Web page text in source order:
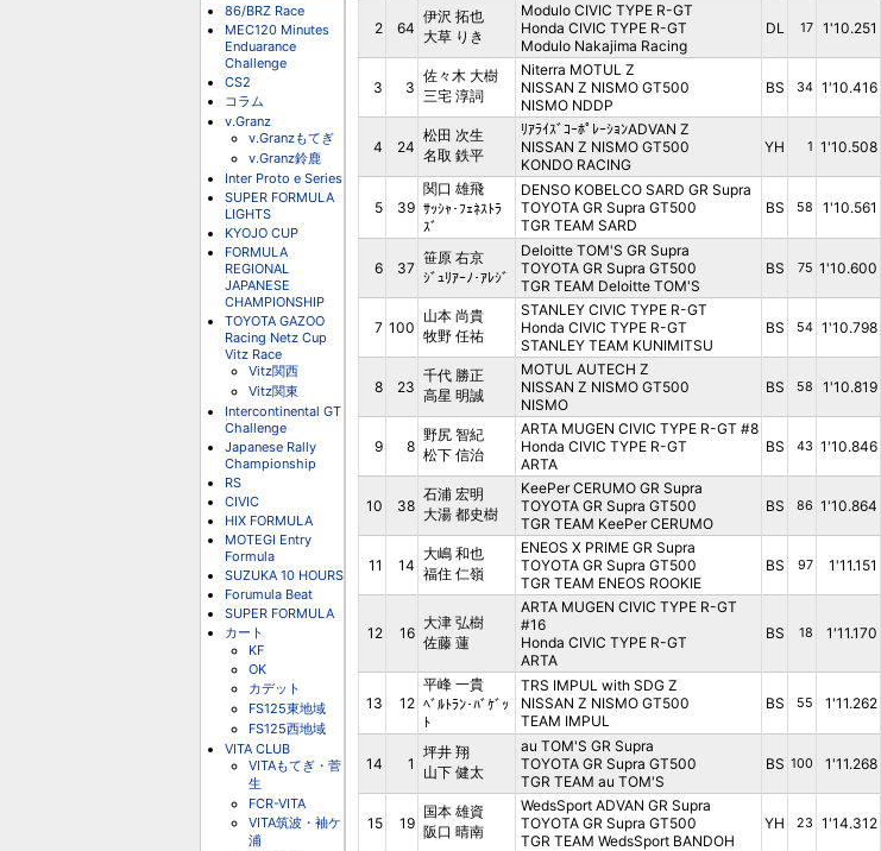
86/BRZ Race
MEC120 Minutes
Enduarance
Challenge
CS2
コラム
v.Granz
v.Granzもてぎ
v.Granz鈴鹿
Inter Proto e Series
SUPER FORMULA
LIGHTS
KYOJO CUP
FORMULA
REGIONAL
JAPANESE
CHAMPIONSHIP
TOYOTA GAZOO
Racing Netz Cup
Vitz Race
Vitz関西
Vitz関東
Intercontinental GT
Challenge
Japanese Rally
Championship
RS
CIVIC
HIX FORMULA
MOTEGI Entry
Formula
SUZUKA 10 HOURS
Forumula Beat
SUPER FORMULA
カート
KF
OK
カデット
FS125東地域
FS125西地域
VITA CLUB
VITAもてぎ・菅
生
FCR-VITA
VITA筑波・袖ケ
浦
2 64
伊沢 拓也
大草 りき
Modulo CIVIC TYPE R-GT
Honda CIVIC TYPE R-GT
Modulo Nakajima Racing
DL 17 1'10.251
3 3
佐々木 大樹
三宅 淳詞
Niterra MOTUL Z
NISSAN Z NISMO GT500
NISMO NDDP
BS 34 1'10.416
4 24
松田 次生
名取 鉄平
ﾘｱﾗｲｽﾞｺｰﾎﾟﾚｰｼｮﾝADVAN Z
NISSAN Z NISMO GT500
KONDO RACING
YH 1 1'10.508
5 39
関口 雄飛
ｻｯｼｬ･ﾌｪﾈｽﾄﾗ
ｽﾞ
DENSO KOBELCO SARD GR Supra
TOYOTA GR Supra GT500
TGR TEAM SARD
BS 58 1'10.561
6 37
笹原 右京
ｼﾞｭﾘｱｰﾉ･ｱﾚｼﾞ
Deloitte TOM'S GR Supra
TOYOTA GR Supra GT500
TGR TEAM Deloitte TOM'S
BS 75 1'10.600
7 100
山本 尚貴
牧野 任祐
STANLEY CIVIC TYPE R-GT
Honda CIVIC TYPE R-GT
STANLEY TEAM KUNIMITSU
BS 54 1'10.798
8 23
千代 勝正
高星 明誠
MOTUL AUTECH Z
NISSAN Z NISMO GT500
NISMO
BS 58 1'10.819
9 8
野尻 智紀
松下 信治
ARTA MUGEN CIVIC TYPE R-GT #8
Honda CIVIC TYPE R-GT
ARTA
BS 43 1'10.846
10 38
石浦 宏明
大湯 都史樹
KeePer CERUMO GR Supra
TOYOTA GR Supra GT500
TGR TEAM KeePer CERUMO
BS 86 1'10.864
11 14
大嶋 和也
福住 仁嶺
ENEOS X PRIME GR Supra
TOYOTA GR Supra GT500
TGR TEAM ENEOS ROOKIE
BS 97 1'11.151
12 16
大津 弘樹
佐藤 蓮
ARTA MUGEN CIVIC TYPE R-GT
#16
Honda CIVIC TYPE R-GT
ARTA
BS 18 1'11.170
13 12
平峰 一貴
ﾍﾞﾙﾄﾗﾝ･ﾊﾞｹﾞｯ
ﾄ
TRS IMPUL with SDG Z
NISSAN Z NISMO GT500
TEAM IMPUL
BS 55 1'11.262
14 1
坪井 翔
山下 健太
au TOM'S GR Supra
TOYOTA GR Supra GT500
TGR TEAM au TOM'S
BS 100 1'11.268
15 19
国本 雄資
阪口 晴南
WedsSport ADVAN GR Supra
TOYOTA GR Supra GT500
TGR TEAM WedsSport BANDOH
YH 23 1'14.312